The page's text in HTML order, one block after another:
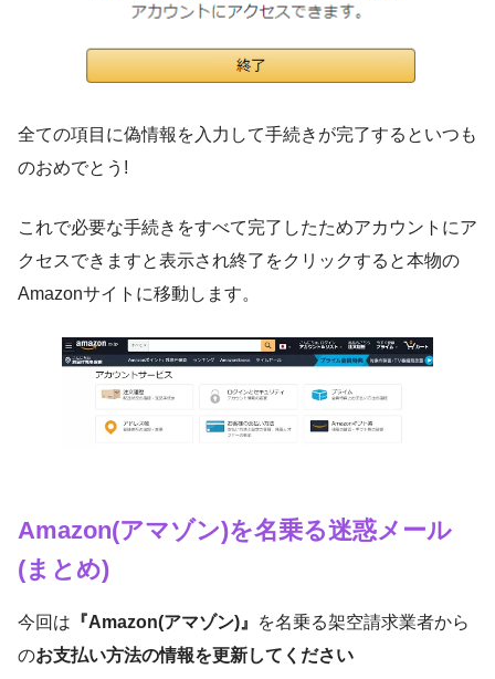
全ての項目に偽情報を入力して手続きが完了するといつも
のおめでとう!
これで必要な手続きをすべて完了したためアカウントにア
クセスできますと表示され終了をクリックすると本物の
Amazonサイトに移動します。
Amazon(アマゾン)を名乗る迷惑メール
(まとめ)
今回は 『Amazon(アマゾン)』
を名乗る架空請求業者から
のお支払い方法の情報を更新してください